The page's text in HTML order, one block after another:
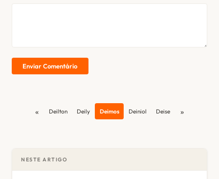
Enviar Comentário
« Deilton Deily Deimos Deiniol Deise »
NESTE ARTIGO